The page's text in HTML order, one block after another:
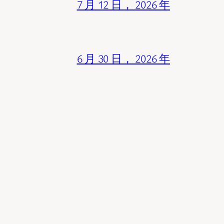
7 月 12 日， 2026 年
6 月 30 日， 2026 年